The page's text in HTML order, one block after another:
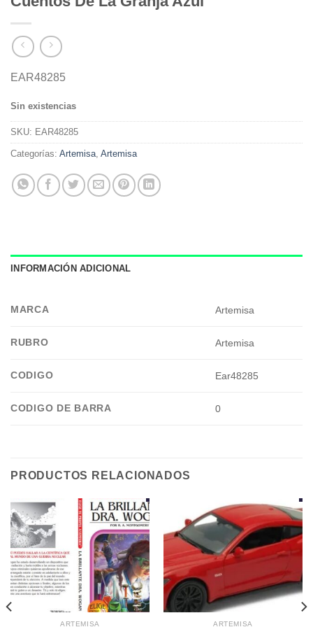
EAR48285
Sin existencias
SKU: EAR48285
Categorías: Artemisa Artemisa
INFORMACIÓN ADICIONAL
MARCA Artemisa
RUBRO Artemisa
CODIGO Ear48285
CODIGO DE BARRA 0
PRODUCTOS RELACIONADOS
ARTEMISA ARTEMISA